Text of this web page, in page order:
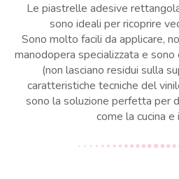
Le piastrelle adesive
sono ideali per ricoprire
Sono molto facili da applicare,
manodopera specializzata e
(non lasciano residui sulla
caratteristiche tecniche del
sono la soluzione perfetta per
come la cucina e